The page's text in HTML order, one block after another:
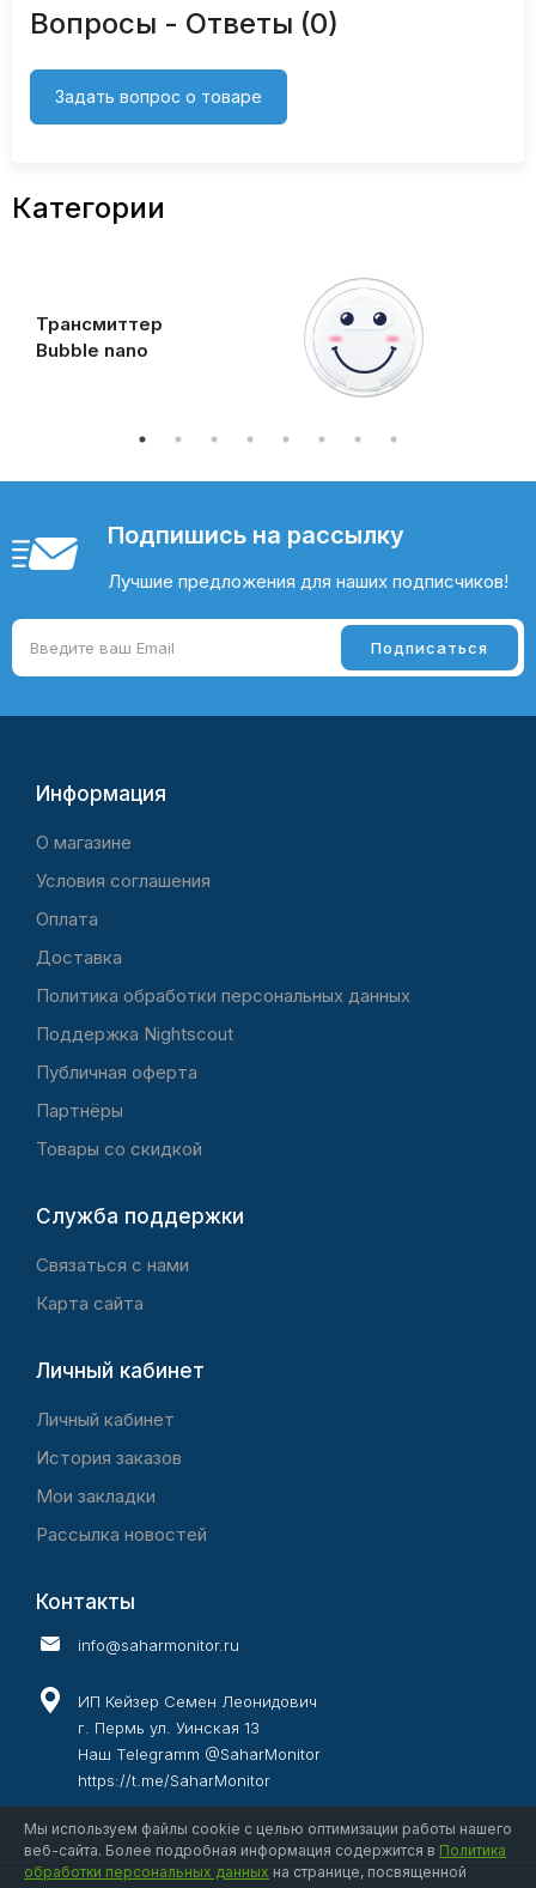
Вопросы - Ответы (0)
Задать вопрос о товаре
Категории
Трансмиттер
Bubble nano
Подпишись на рассылку
Лучшие предложения для наших подписчиков!
Информация
O магазине
Условия соглашения
Оплата
Доставка
Политика обработки персональных данных
Поддержка Nightscout
Публичная оферта
Партнёры
Товары со скидкой
Служба поддержки
Связаться с нами
Карта сайта
Личный кабинет
Личный кабинет
История заказов
Мои закладки
Рассылка новостей
Контакты
info@saharmonitor.ru
ИП Кейзер Семен Леонидович
г. Пермь ул. Уинская 13
Наш Telegramm @SaharMonitor
https://t.me/SaharMonitor
Мы используем файлы cookie с целью оптимизации работы нашего
веб-сайта. Более подробная информация содержится в Политика
обработки персональных данных на странице, посвященной